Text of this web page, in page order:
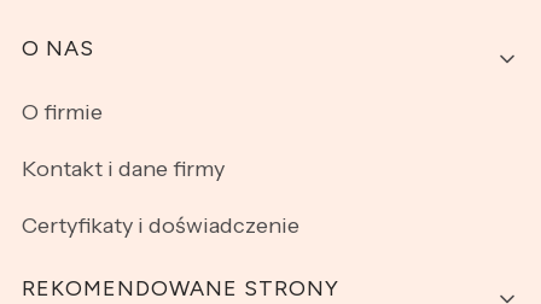
O NAS
O firmie
Kontakt i dane firmy
Certyfikaty i doświadczenie
REKOMENDOWANE STRONY